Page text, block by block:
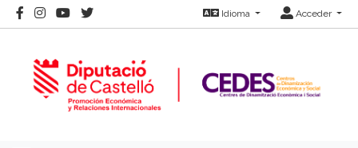
Idioma Acceder